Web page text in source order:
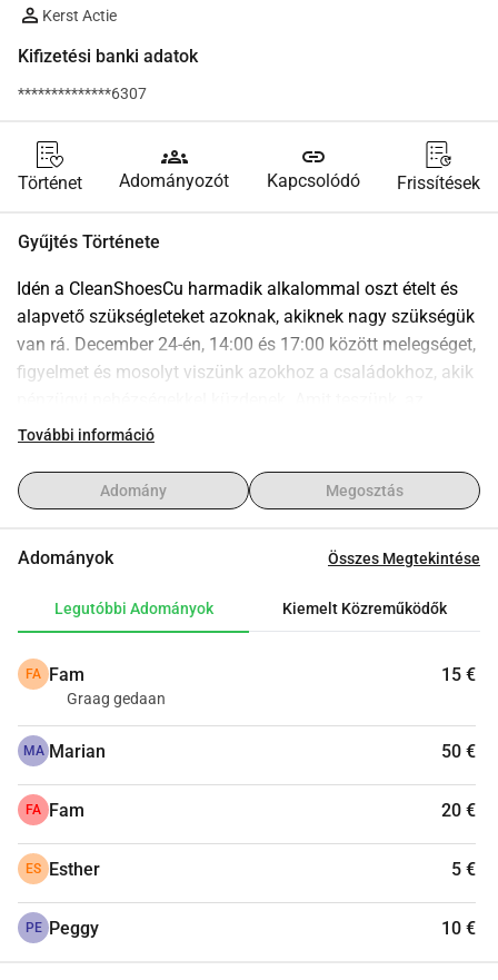
Kerst Actie
Kifizetési banki adatok
**************6307
Történet
groups
Adományozót
link
Kapcsolódó Frissítések
Gyűjtés Története
Idén a CleanShoesCu harmadik alkalommal oszt ételt és
alapvető szükségleteket azoknak, akiknek nagy szükségük
van rá. December 24-én, 14:00 és 17:00 között melegséget,
figyelmet és mosolyt viszünk azokhoz a családokhoz, akik
egyszerű, de jelentőségteljes: ételt osztunk, gondoskodást
ünnepek alatt. Támogatók és elkötelezett emberek
segítségével a karácsonyestét a remény pillanatává
További információ
Adomány Megosztás
Adományok Összes Megtekintése
Legutóbbi Adományok Kiemelt Közreműködők
FA Fam 15 €
Graag gedaan
MA Marian 50 €
FA Fam 20 €
ES Esther 5 €
PE Peggy 10 €